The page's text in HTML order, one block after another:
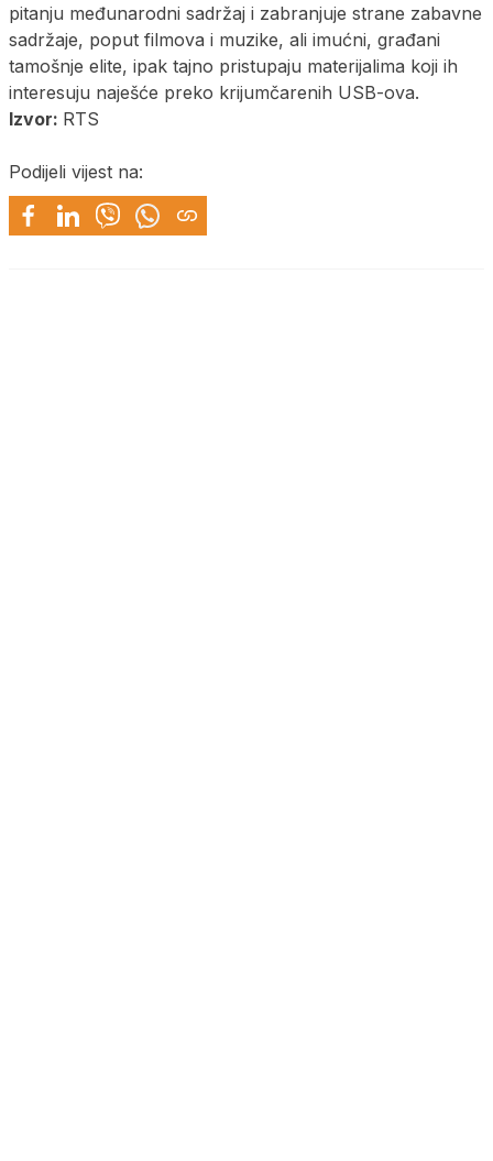
pitanju međunarodni sadržaj i zabranjuje strane zabavne
sadržaje, poput filmova i muzike, ali imućni, građani
tamošnje elite, ipak tajno pristupaju materijalima koji ih
interesuju naješće preko krijumčarenih USB-ova.
Izvor: RTS
Podijeli vijest na: